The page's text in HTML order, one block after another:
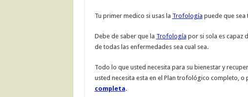
Tu primer medico si usas la Trofología puede que sea
Debe de saber que la Trofología por si sola es capaz
de todas las enfermedades sea cual sea.
Todo lo que usted necesita para su bienestar y
usted necesita esta en el Plan trofológico completo, o
completa.